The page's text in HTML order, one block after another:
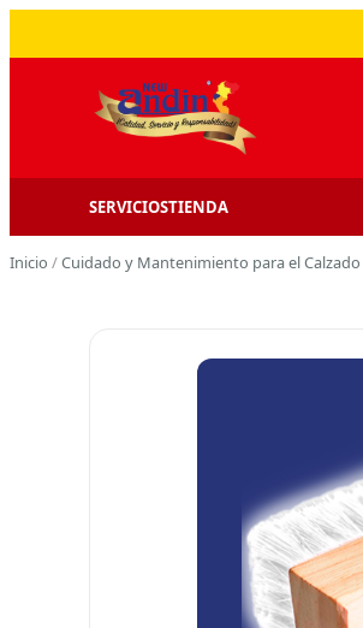
SERVICIOSTIENDA
Inicio /Cuidado y Mantenimiento para el Calzado